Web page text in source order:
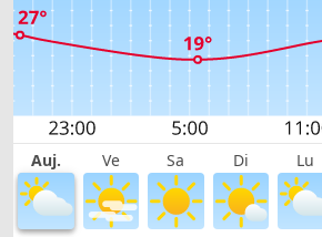
Auj. Ve Sa Di Lu